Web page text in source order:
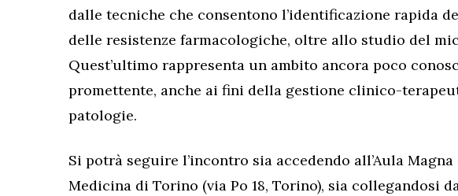
dalle tecniche che consentono l’identificazione rapida
delle resistenze farmacologiche, oltre allo studio del
Quest’ultimo rappresenta un ambito ancora poco
promettente, anche ai fini della gestione clinico-
patologie.
Si potrà seguire l’incontro sia accedendo all’Aula Magna
Medicina di Torino (via Po 18, Torino), sia collegandosi